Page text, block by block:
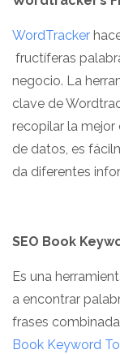
WordTracker
fructíferas
negocio. La
clave de
recopilar la
de datos, es
da diferentes
SEO Book
Es una
a encontrar
frases
Book Keyword